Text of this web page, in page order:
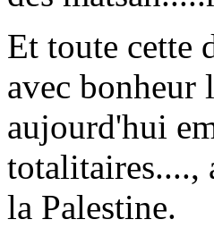
Et toute cette
avec bonheur
aujourd'hui
totalitaires....,
la Palestine.